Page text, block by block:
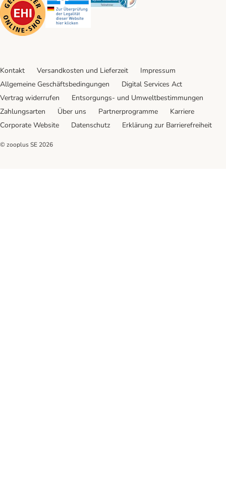
Kontakt Versandkosten und Lieferzeit
Impressum
Allgemeine Geschäftsbedingungen
Digital Services Act
Vertrag widerrufen
Entsorgungs- und Umweltbestimmungen
Zahlungsarten
Über uns Partnerprogramme
Karriere
Corporate Website
Datenschutz Erklärung zur Barrierefreiheit
© zooplus SE 2026